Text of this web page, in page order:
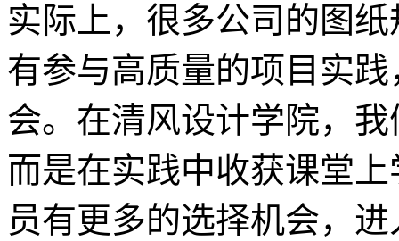
实际上，很多公司的图
有参与高质量的项目实
会。在清风设计学院，
而是在实践中收获课堂
员有更多的选择机会，